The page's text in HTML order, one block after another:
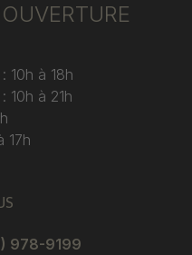
10h à 18h
10h à 21h
17h
978-9199